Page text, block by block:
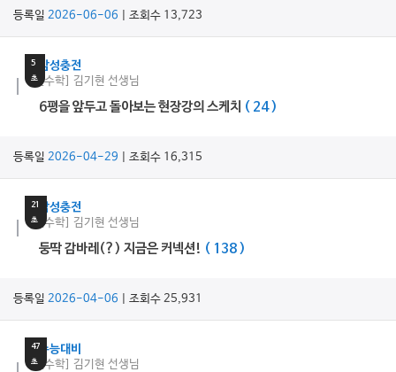
등록일 2026-06-06 | 조회수 13,723
5
초
감성충전
[수학] 김기현 선생님
6평을 앞두고 돌아보는 현장강의 스케치 ( 24 )
등록일 2026-04-29 | 조회수 16,315
21
초
감성충전
[수학] 김기현 선생님
둥딱 감바레(?) 지금은 커넥션! ( 138 )
등록일 2026-04-06 | 조회수 25,931
47
초
수능대비
[수학] 김기현 선생님